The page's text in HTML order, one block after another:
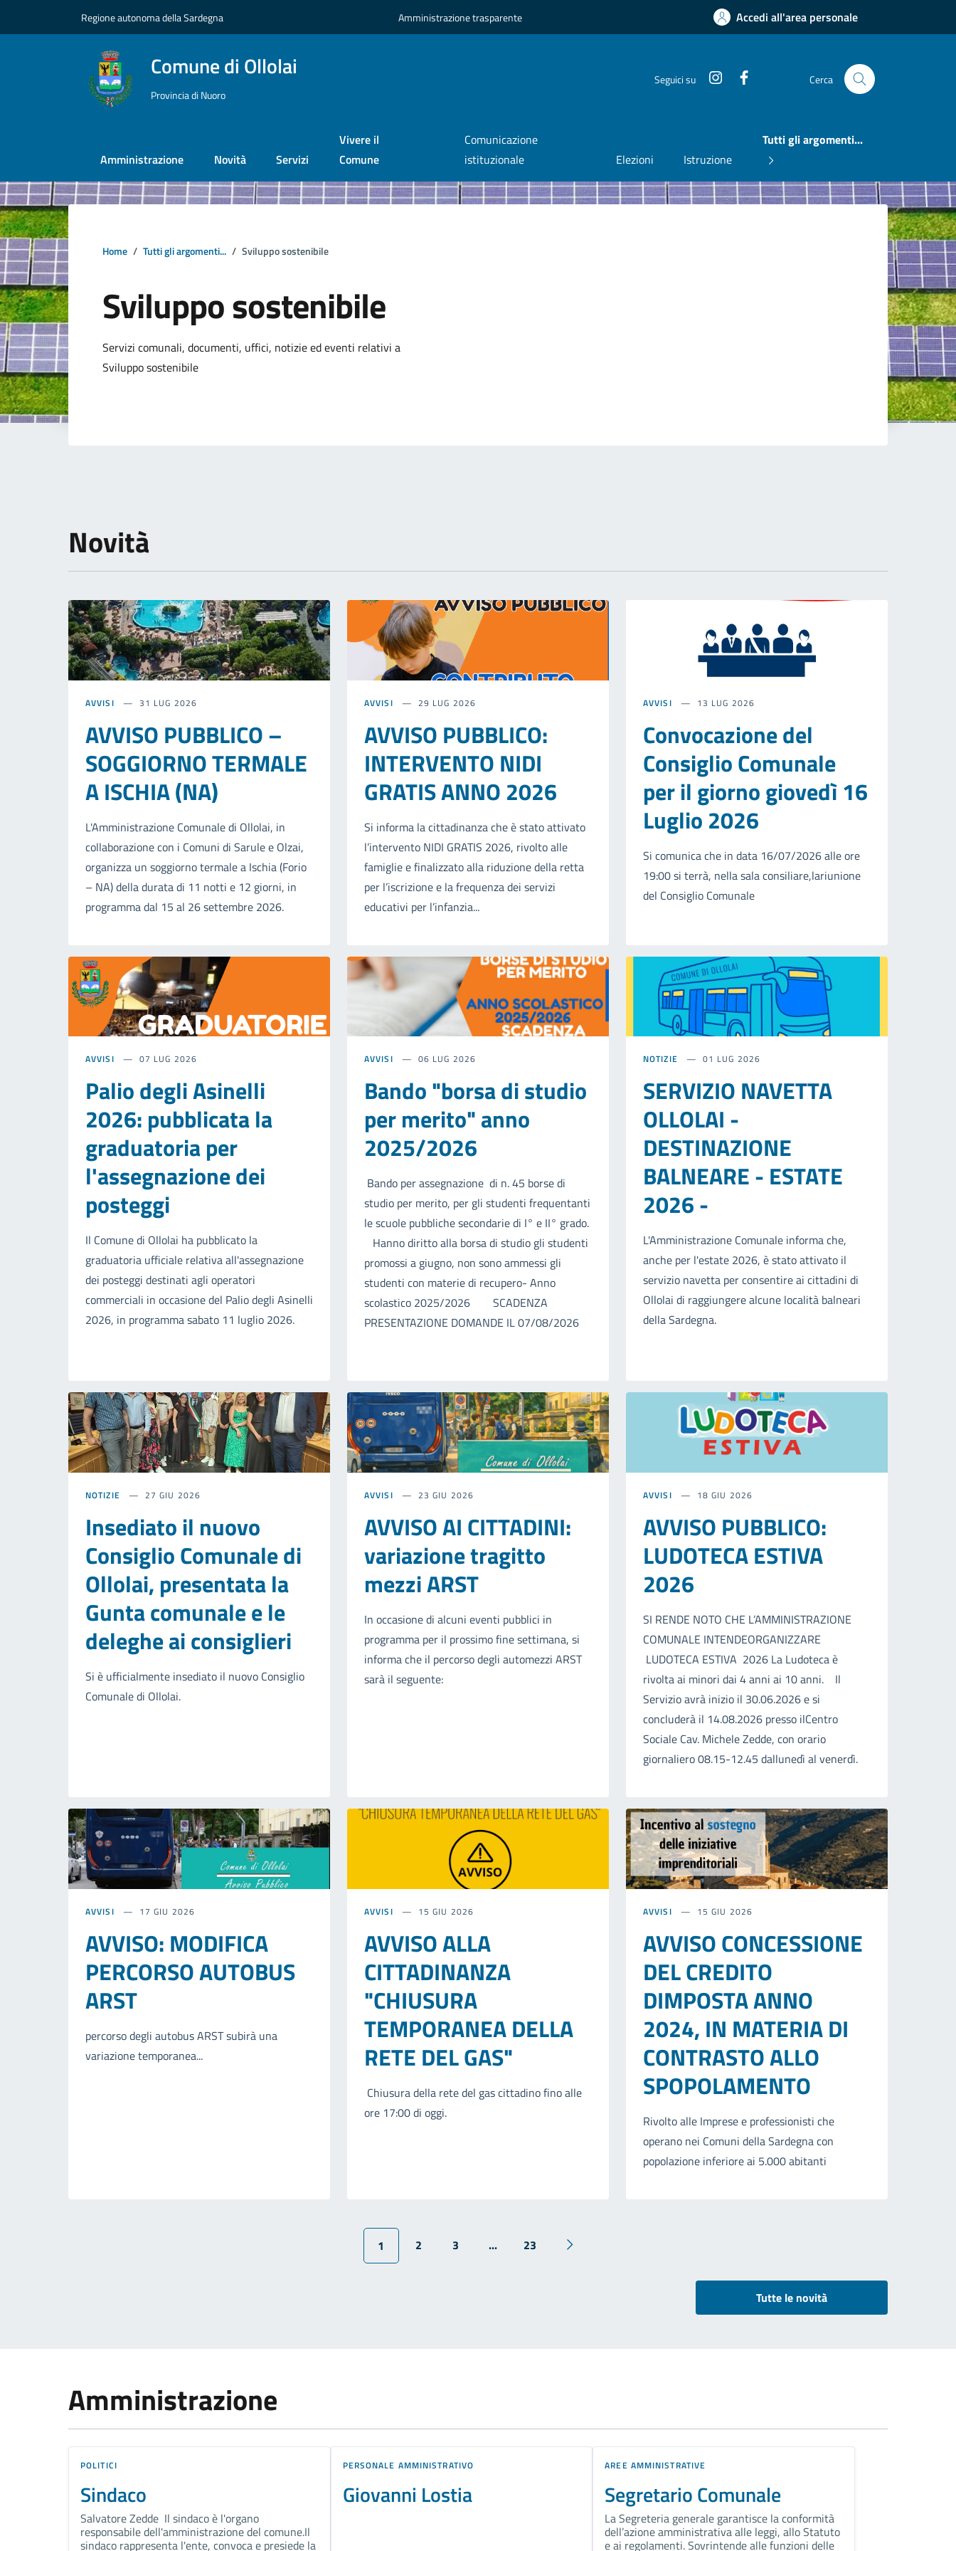
Regione autonoma della Sardegna Amministrazione trasparente Accedi all'area personale
Comune di Ollolai
Provincia di Nuoro
Seguici su Instagram Cerca
Amministrazione Novità Servizi
Vivere il
Comune
Comunicazione
istituzionale
Elezioni Istruzione
Tutti gli argomenti...
Home Tutti gli argomenti... Sviluppo sostenibile
Sviluppo sostenibile
Dettagli della notizia
Servizi comunali, documenti, uffici, notizie ed eventi relativi a
Sviluppo sostenibile
Novità
AVVISI 31 LUG 2026
AVVISO PUBBLICO –
SOGGIORNO TERMALE
A ISCHIA (NA)
L'Amministrazione Comunale di Ollolai, in
collaborazione con i Comuni di Sarule e Olzai,
organizza un soggiorno termale a Ischia (Forio
– NA) della durata di 11 notti e 12 giorni, in
programma dal 15 al 26 settembre 2026.
AVVISI 29 LUG 2026
AVVISO PUBBLICO:
INTERVENTO NIDI
GRATIS ANNO 2026
Si informa la cittadinanza che è stato attivato
l’intervento NIDI GRATIS 2026, rivolto alle
famiglie e finalizzato alla riduzione della retta
per l’iscrizione e la frequenza dei servizi
educativi per l’infanzia...
AVVISI 13 LUG 2026
Convocazione del
Consiglio Comunale
per il giorno giovedì 16
Luglio 2026
Si comunica che in data 16/07/2026 alle ore
19:00 si terrà, nella sala consiliare,lariunione
del Consiglio Comunale
AVVISI 07 LUG 2026
Palio degli Asinelli
2026: pubblicata la
graduatoria per
l'assegnazione dei
posteggi
Il Comune di Ollolai ha pubblicato la
graduatoria ufficiale relativa all'assegnazione
dei posteggi destinati agli operatori
commerciali in occasione del Palio degli Asinelli
2026, in programma sabato 11 luglio 2026.
AVVISI 06 LUG 2026
Bando "borsa di studio
per merito" anno
2025/2026
Bando per assegnazione di n. 45 borse di
studio per merito, per gli studenti frequentanti
le scuole pubbliche secondarie di I° e II° grado.
Hanno diritto alla borsa di studio gli studenti
promossi a giugno, non sono ammessi gli
studenti con materie di recupero- Anno
scolastico 2025/2026 SCADENZA
PRESENTAZIONE DOMANDE IL 07/08/2026
NOTIZIE 01 LUG 2026
SERVIZIO NAVETTA
OLLOLAI -
DESTINAZIONE
BALNEARE - ESTATE
2026 -
L'Amministrazione Comunale informa che,
anche per l'estate 2026, è stato attivato il
servizio navetta per consentire ai cittadini di
Ollolai di raggiungere alcune località balneari
della Sardegna.
NOTIZIE 27 GIU 2026
Insediato il nuovo
Consiglio Comunale di
Ollolai, presentata la
Gunta comunale e le
deleghe ai consiglieri
Si è ufficialmente insediato il nuovo Consiglio
Comunale di Ollolai.
AVVISI 23 GIU 2026
AVVISO AI CITTADINI:
variazione tragitto
mezzi ARST
In occasione di alcuni eventi pubblici in
programma per il prossimo fine settimana, si
informa che il percorso degli automezzi ARST
sarà il seguente:
AVVISI 18 GIU 2026
AVVISO PUBBLICO:
LUDOTECA ESTIVA
2026
SI RENDE NOTO CHE L’AMMINISTRAZIONE
COMUNALE INTENDEORGANIZZARE
LUDOTECA ESTIVA 2026 La Ludoteca è
rivolta ai minori dai 4 anni ai 10 anni. Il
Servizio avrà inizio il 30.06.2026 e si
concluderà il 14.08.2026 presso ilCentro
Sociale Cav. Michele Zedde, con orario
giornaliero 08.15-12.45 dallunedì al venerdì.
AVVISI 17 GIU 2026
AVVISO: MODIFICA
PERCORSO AUTOBUS
ARST
percorso degli autobus ARST subirà una
variazione temporanea...
AVVISI 15 GIU 2026
AVVISO ALLA
CITTADINANZA
"CHIUSURA
TEMPORANEA DELLA
RETE DEL GAS"
Chiusura della rete del gas cittadino fino alle
ore 17:00 di oggi.
AVVISI 15 GIU 2026
AVVISO CONCESSIONE
DEL CREDITO
DIMPOSTA ANNO
2024, IN MATERIA DI
CONTRASTO ALLO
SPOPOLAMENTO
Rivolto alle Imprese e professionisti che
operano nei Comuni della Sardegna con
popolazione inferiore ai 5.000 abitanti
1 2 3 ... 23
Tutte le novità
Amministrazione
POLITICI
Sindaco
Salvatore Zedde Il sindaco è l'organo
responsabile dell'amministrazione del comune.Il
sindaco rappresenta l'ente, convoca e presiede la
PERSONALE AMMINISTRATIVO
Giovanni Lostia
AREE AMMINISTRATIVE
Segretario Comunale
La Segreteria generale garantisce la conformità
dell’azione amministrativa alle leggi, allo Statuto
e ai regolamenti. Sovrintende alle funzioni delle